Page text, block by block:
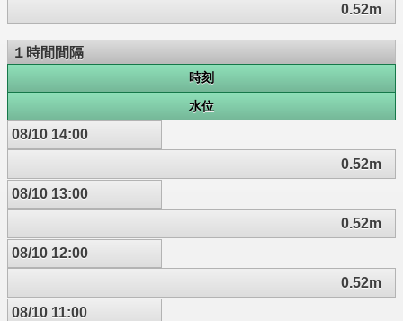
0.52m
１時間間隔
時刻
水位
08/10 14:00
0.52m
08/10 13:00
0.52m
08/10 12:00
0.52m
08/10 11:00